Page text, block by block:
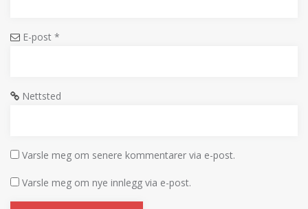
E-post *
Nettsted
Varsle meg om senere kommentarer via e-post.
Varsle meg om nye innlegg via e-post.